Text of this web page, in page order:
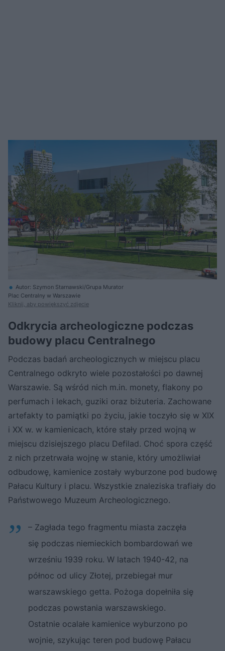
Autor: Szymon Starnawski/Grupa Murator
Plac Centralny w Warszawie
Kliknij, aby powiększyć zdjęcie
Odkrycia archeologiczne podczas
budowy placu Centralnego
Podczas badań archeologicznych w miejscu placu
Centralnego odkryto wiele pozostałości po dawnej
Warszawie. Są wśród nich m.in. monety, flakony po
perfumach i lekach, guziki oraz biżuteria. Zachowane
artefakty to pamiątki po życiu, jakie toczyło się w XIX
i XX w. w kamienicach, które stały przed wojną w
miejscu dzisiejszego placu Defilad. Choć spora część
z nich przetrwała wojnę w stanie, który umożliwiał
odbudowę, kamienice zostały wyburzone pod budowę
Pałacu Kultury i placu. Wszystkie znaleziska trafiały do
Państwowego Muzeum Archeologicznego.
– Zagłada tego fragmentu miasta zaczęła
się podczas niemieckich bombardowań we
wrześniu 1939 roku. W latach 1940-42, na
północ od ulicy Złotej, przebiegał mur
warszawskiego getta. Pożoga dopełniła się
podczas powstania warszawskiego.
Ostatnie ocalałe kamienice wyburzono po
wojnie, szykując teren pod budowę Pałacu